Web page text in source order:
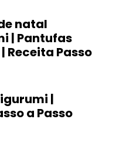
natal
| Pantufas
Receita Passo
|
a Passo